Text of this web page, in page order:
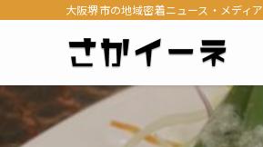
大阪堺市の地域密着ニュース・メディア